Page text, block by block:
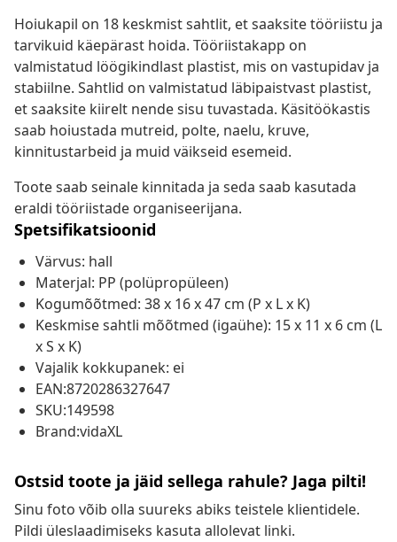
Hoiukapil on 18 keskmist sahtlit, et saaksite tööriistu ja
tarvikuid käepärast hoida. Tööriistakapp on
valmistatud löögikindlast plastist, mis on vastupidav ja
stabiilne. Sahtlid on valmistatud läbipaistvast plastist,
et saaksite kiirelt nende sisu tuvastada. Käsitöökastis
saab hoiustada mutreid, polte, naelu, kruve,
kinnitustarbeid ja muid väikseid esemeid.
Toote saab seinale kinnitada ja seda saab kasutada
eraldi tööriistade organiseerijana.
Spetsifikatsioonid
Värvus: hall
Materjal: PP (polüpropüleen)
Kogumõõtmed: 38 x 16 x 47 cm (P x L x K)
Keskmise sahtli mõõtmed (igaühe): 15 x 11 x 6 cm (L
x S x K)
Vajalik kokkupanek: ei
EAN:8720286327647
SKU:149598
Brand:vidaXL
Ostsid toote ja jäid sellega rahule? Jaga pilti!
Sinu foto võib olla suureks abiks teistele klientidele.
Pildi üleslaadimiseks kasuta allolevat linki.